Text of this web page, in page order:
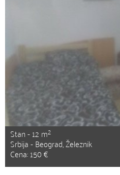
Stan - 12 m2
Srbija - Beograd, Železnik
Cena: 150 €